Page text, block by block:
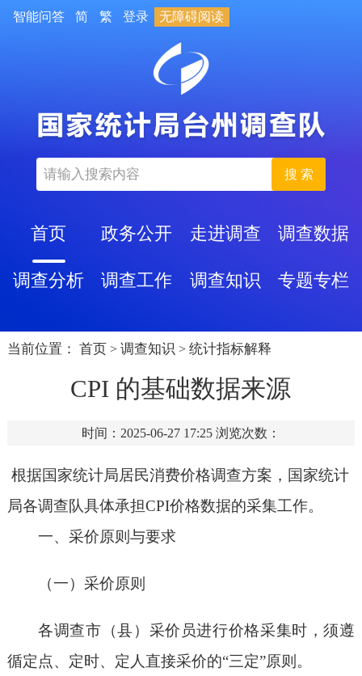
智能问答 简 繁 登录 无障碍阅读
搜 索
首页 政务公开 走进调查 调查数据
调查分析 调查工作 调查知识 专题专栏
当前位置： 首页 > 调查知识 > 统计指标解释
CPI 的基础数据来源
时间：2025-06-27 17:25 浏览次数：
根据国家统计局居民消费价格调查方案，国家统计
局各调查队具体承担CPI价格数据的采集工作。
一、采价原则与要求
（一）采价原则
各调查市（县）采价员进行价格采集时，须遵
循定点、定时、定人直接采价的“三定”原则。